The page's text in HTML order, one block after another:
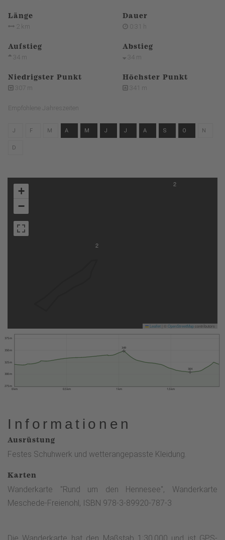
Länge
2 km
Dauer
0:31 h
Aufstieg
34 m
Abstieg
34 m
Niedrigster Punkt
307 m
Höchster Punkt
341 m
Empfohlene Jahreszeiten
J F M A M J J A S O N
D
2
2
+
−
Leaflet OpenStreetMapcontributors
0 km 0.5 km 1 km 1.5 km
275 m
300 m
325 m
350 m
375 m
304
349
Informationen
Ausrüstung
Festes Schuhwerk und wetterangepasste Kleidung.
Karten
Wanderkarte "Rund um den Hennesee", Wanderkarte
Meschede-Freienohl, ISBN 978-3-89920-787-3